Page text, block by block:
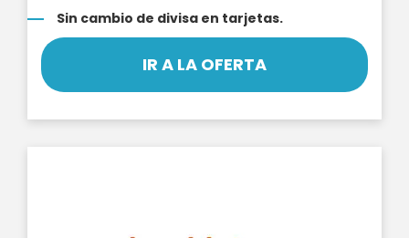
Sin cambio de divisa en tarjetas.
IR A LA OFERTA